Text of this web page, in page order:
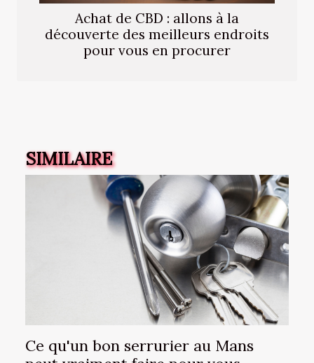
Achat de CBD : allons à la
découverte des meilleurs endroits
pour vous en procurer
SIMILAIRE
Ce qu'un bon serrurier au Mans